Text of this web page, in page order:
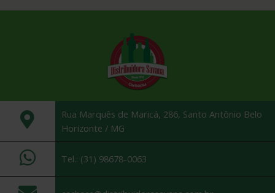
Rua Marquês de Maricá, 286, Santo Antônio Belo
Horizonte / MG
Tel.: (31) 98678-0063